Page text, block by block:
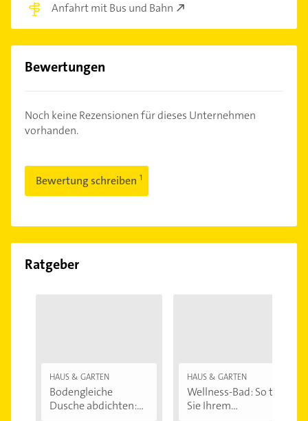
Anfahrt mit Bus und Bahn
Bewertungen
Noch keine Rezensionen für dieses Unternehmen
vorhanden.
Bewertung schreiben
Ratgeber
HAUS & GARTEN
Bodengleiche
Dusche abdichten:...
HAUS & GARTEN
Wellness-Bad: So tun
Sie Ihrem...